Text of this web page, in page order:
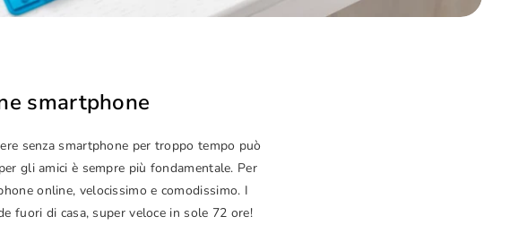
smartphone
senza smartphone per troppo tempo può
gli amici è sempre più fondamentale. Per
online, velocissimo e comodissimo. I
fuori di casa, super veloce in sole 72 ore!